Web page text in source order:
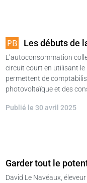
Les débuts de
L’autoconsommation
circuit court en utilisant le
permettent de
photovoltaïque et des
Publié le 30 avril 2025
Garder tout le
David Le Navéaux,